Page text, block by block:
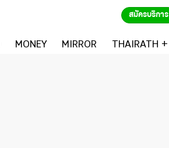
สมัครบริการ
MONEY MIRROR THAIRATH +